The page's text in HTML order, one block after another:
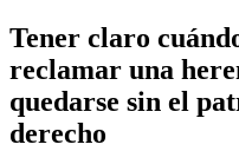
Tener claro
reclamar una
quedarse sin el
derecho